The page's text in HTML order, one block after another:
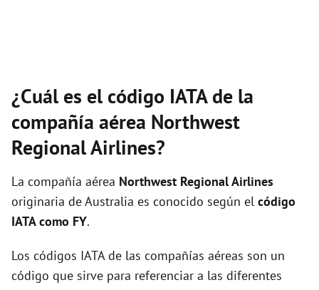
¿Cuál es el código IATA de la
compañía aérea Northwest
Regional Airlines?
La compañía aérea Northwest Regional Airlines
originaria de Australia es conocido según el código
IATA como FY.
Los códigos IATA de las compañías aéreas son un
código que sirve para referenciar a las diferentes